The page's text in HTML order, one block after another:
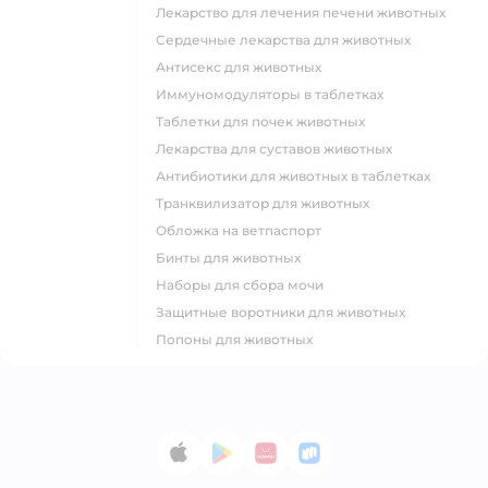
Лекарство для лечения печени животных
Сердечные лекарства для животных
Антисекс для животных
Иммуномодуляторы в таблетках
Таблетки для почек животных
Лекарства для суставов животных
Антибиотики для животных в таблетках
Транквилизатор для животных
Обложка на ветпаспорт
Бинты для животных
Наборы для сбора мочи
Защитные воротники для животных
Попоны для животных
App StoreGoogle Play
AppGallery
RuStore